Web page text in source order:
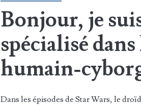
Bonjour, je
spécialisé
humain-
Dans les épisodes de Star Wars, le